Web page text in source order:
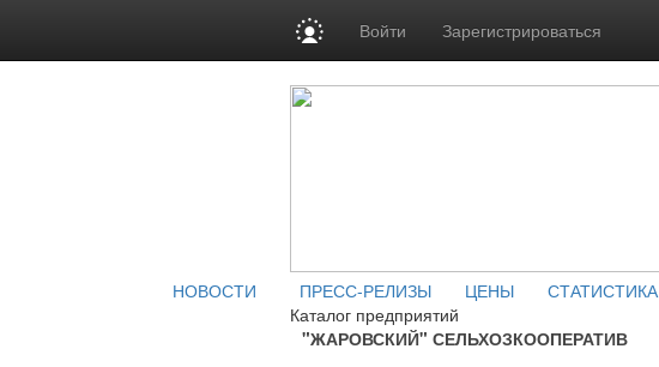
Войти Зарегистрироваться
НОВОСТИ ПРЕСС-РЕЛИЗЫ ЦЕНЫ СТАТИСТИКА
Каталог предприятий
"ЖАРОВСКИЙ" СЕЛЬХОЗКООПЕРАТИВ